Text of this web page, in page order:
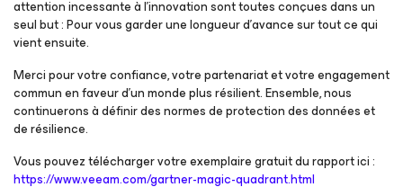
attention incessante à l’innovation sont toutes conçues dans un
seul but : Pour vous garder une longueur d’avance sur tout ce qui
vient ensuite.
Merci pour votre confiance, votre partenariat et votre engagement
commun en faveur d’un monde plus résilient. Ensemble, nous
continuerons à définir des normes de protection des données et
de résilience.
Vous pouvez télécharger votre exemplaire gratuit du rapport ici :
https://www.veeam.com/gartner-magic-quadrant.html